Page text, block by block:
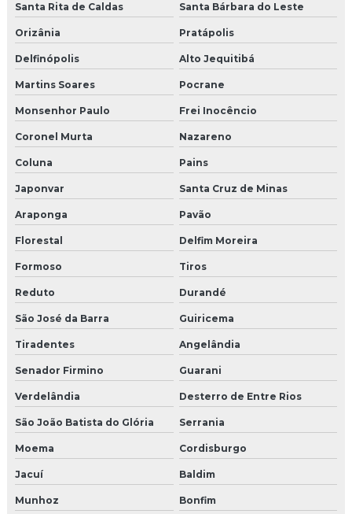
Santa Rita de Caldas Santa Bárbara do Leste
Orizânia Pratápolis
Delfinópolis Alto Jequitibá
Martins Soares Pocrane
Monsenhor Paulo Frei Inocêncio
Coronel Murta Nazareno
Coluna Pains
Japonvar Santa Cruz de Minas
Araponga Pavão
Florestal Delfim Moreira
Formoso Tiros
Reduto Durandé
São José da Barra Guiricema
Tiradentes Angelândia
Senador Firmino Guarani
Verdelândia Desterro de Entre Rios
São João Batista do Glória Serrania
Moema Cordisburgo
Jacuí Baldim
Munhoz Bonfim